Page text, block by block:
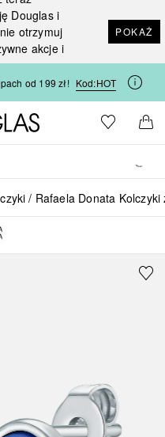
Douglas i
otrzymuj
akcje i
POKAŻ
od 199 zł! Kod:HOT
Strona główna Douglas
Do listyDo
Rafaela Donata